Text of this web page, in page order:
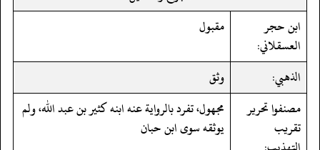
ابن حجر
العسقلاني:
مقبول
الذهبي:
وثق
مصنفوا تحرير
تقريب
مجهول، تفرد بالرواية عنه ابنه كثير بن عبد الله، ولم
يوثقه سوى ابن حبان